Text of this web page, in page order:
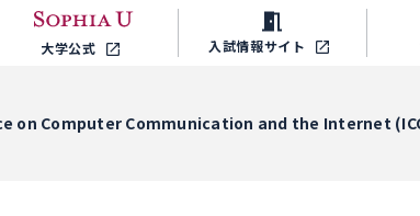
大学公式 入試情報サイト
on Computer Communication and the Internet